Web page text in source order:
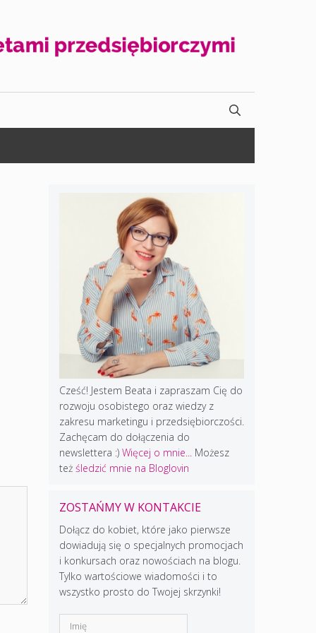
Cześć! Jestem Beata i zapraszam Cię do
rozwoju osobistego oraz wiedzy z
zakresu marketingu i przedsiębiorczości.
Zachęcam do dołączenia do
newslettera :) Więcej o mnie...
Możesz
też śledzić mnie na Bloglovin
ZOSTAŃMY W KONTAKCIE
Dołącz do kobiet, które jako pierwsze
dowiadują się o specjalnych promocjach
i konkursach oraz nowościach na blogu.
Tylko wartościowe wiadomości i to
wszystko prosto do Twojej skrzynki!